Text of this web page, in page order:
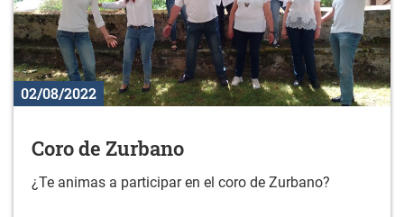
02/08/2022
Coro de Zurbano
¿Te animas a participar en el coro de Zurbano?